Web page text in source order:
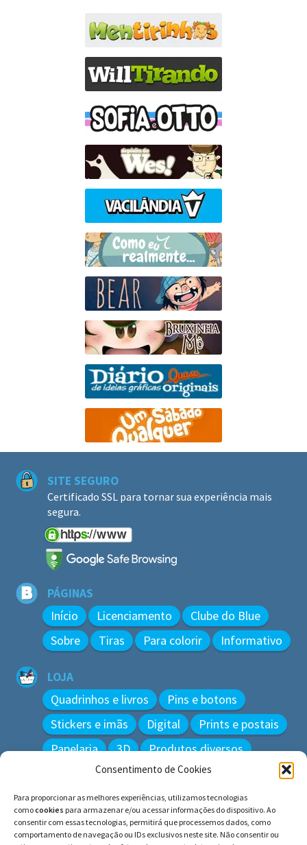
Consentimento de Cookies
Para proporcionar as melhores experiências, utilizamos tecnologias
comocookies para armazenar e/ou acessar informações do dispositivo. Ao
consentir com essas tecnologias, permitirá que processemos dados, como
comportamento de navegação ou IDs exclusivos neste site. Não consentir ou
SITE SEGURO
Certificado SSL para tornar sua experiência mais
segura.
PÁGINAS
Início Licenciamento
Clube do Blue
Sobre
Tiras Para colorir Informativo
LOJA
Quadrinhos e livros
Pins e botons
Stickers e imãs
Digital
Prints e postais
Papelaria
3D Produtos diversos
Pesquisar
por: